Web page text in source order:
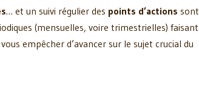
… et un suivi régulier des points d’actions sont
(mensuelles, voire trimestrielles) faisant
empêcher d’avancer sur le sujet crucial du